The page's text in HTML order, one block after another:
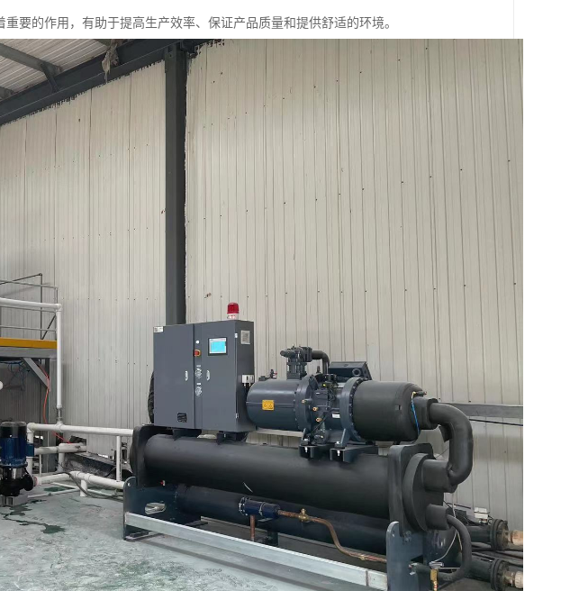
要的作用，有助于提高生产效率、保证产品质量和提供舒适的环境。